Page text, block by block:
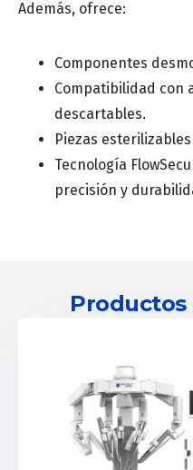
Además, ofrece:
Componentes
Compatibilidad con
descartables.
Piezas
Tecnología
precisión y
Productos